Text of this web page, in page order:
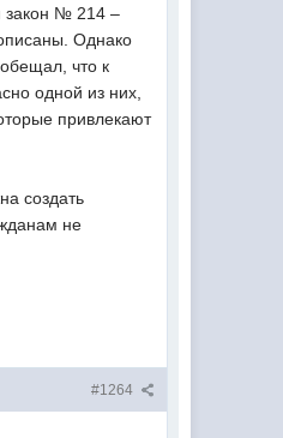
закон № 214 –
Однако
что к
одной из них,
привлекают
создать
не
#1264